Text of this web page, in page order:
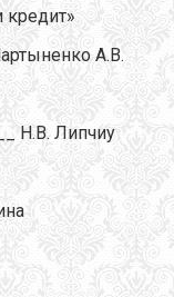
кредит»
А.В.
Н.В. Липчиу